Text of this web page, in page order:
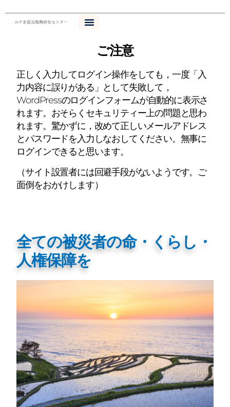
ご注意
正しく入力してログイン操作をしても，一度「入
力内容に誤りがある」として失敗して，
WordPressのログインフォームが自動的に表示さ
れます。おそらくセキュリティー上の問題と思わ
れます。驚かずに，改めて正しいメールアドレス
とパスワードを入力しなおしてください。無事に
ログインできると思います。
（サイト設置者には回避手段がないようです。ご
面倒をおかけします）
全ての被災者の命・くらし・
人権保障を